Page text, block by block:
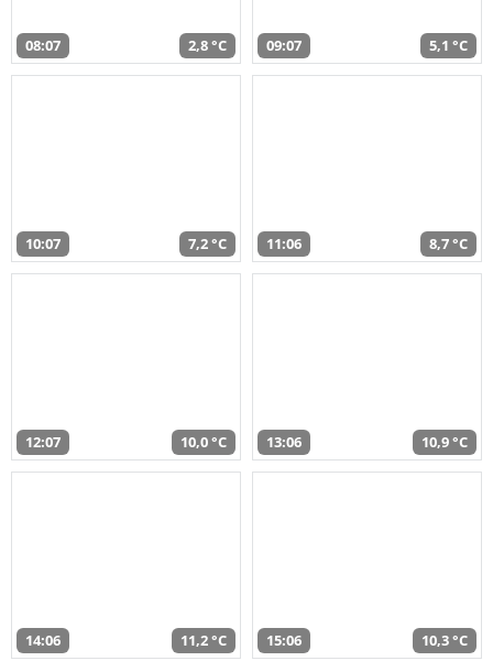
08:07 2,8 °C 09:07 5,1 °C
10:07 7,2 °C 11:06 8,7 °C
12:07 10,0 °C 13:06 10,9 °C
14:06 11,2 °C 15:06 10,3 °C